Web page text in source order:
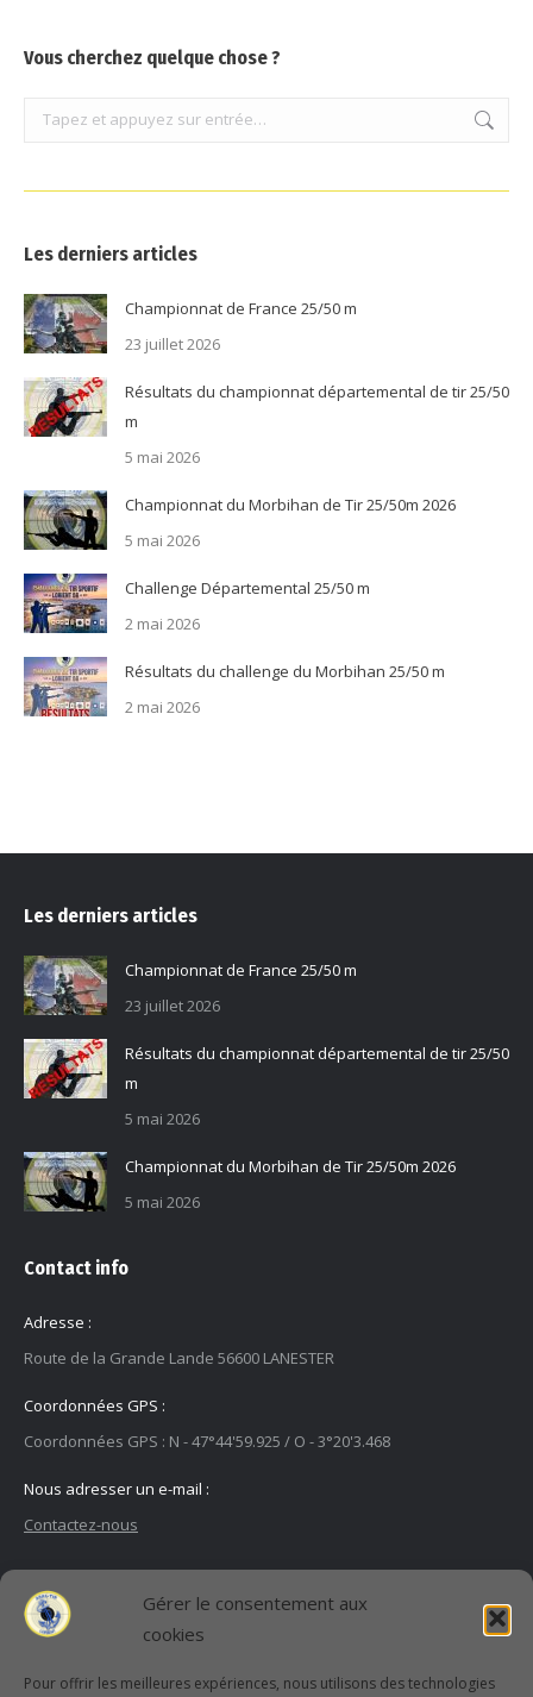
Gérer le consentement aux
cookies
Pour offrir les meilleures expériences, nous utilisons des technologies
Vous cherchez quelque chose ?
Recherche
Les derniers articles
Championnat de France 25/50 m
23 juillet 2026
Résultats du championnat départemental de tir 25/50
m
5 mai 2026
Championnat du Morbihan de Tir 25/50m 2026
5 mai 2026
Challenge Départemental 25/50 m
2 mai 2026
Résultats du challenge du Morbihan 25/50 m
2 mai 2026
Les derniers articles
Championnat de France 25/50 m
23 juillet 2026
Résultats du championnat départemental de tir 25/50
m
5 mai 2026
Championnat du Morbihan de Tir 25/50m 2026
5 mai 2026
Contact info
Adresse :
Route de la Grande Lande 56600 LANESTER
Coordonnées GPS :
Coordonnées GPS : N - 47°44'59.925 / O - 3°20'3.468
Nous adresser un e-mail :
Contactez-nous